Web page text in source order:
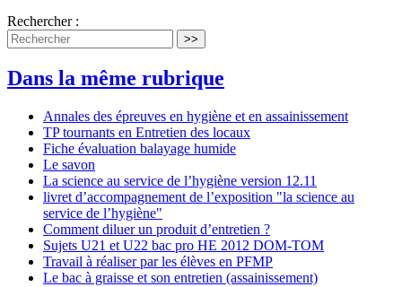
Rechercher :
>>
Dans la même rubrique
Annales des épreuves en hygiène et en assainissement
TP tournants en Entretien des locaux
Fiche évaluation balayage humide
Le savon
La science au service de l’hygiène version 12.11
livret d’accompagnement de l’exposition "la science au
service de l’hygiène"
Comment diluer un produit d’entretien ?
Sujets U21 et U22 bac pro HE 2012 DOM-TOM
Travail à réaliser par les élèves en PFMP
Le bac à graisse et son entretien (assainissement)